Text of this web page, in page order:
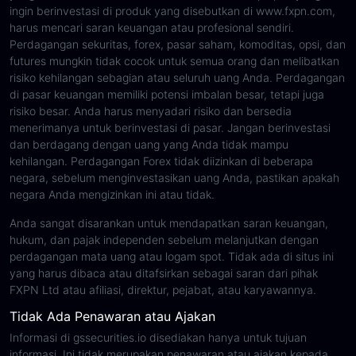
ingin berinvestasi di produk yang disebutkan di www.fxpn.com,
harus mencari saran keuangan atau profesional sendiri.
Perdagangan sekuritas, forex, pasar saham, komoditas, opsi, dan
futures mungkin tidak cocok untuk semua orang dan melibatkan
risiko kehilangan sebagian atau seluruh uang Anda. Perdagangan
di pasar keuangan memiliki potensi imbalan besar, tetapi juga
risiko besar. Anda harus menyadari risiko dan bersedia
menerimanya untuk berinvestasi di pasar. Jangan berinvestasi
dan berdagang dengan uang yang Anda tidak mampu
kehilangan. Perdagangan Forex tidak diizinkan di beberapa
negara, sebelum menginvestasikan uang Anda, pastikan apakah
negara Anda mengizinkan ini atau tidak.
Anda sangat disarankan untuk mendapatkan saran keuangan,
hukum, dan pajak independen sebelum melanjutkan dengan
perdagangan mata uang atau logam spot. Tidak ada di situs ini
yang harus dibaca atau ditafsirkan sebagai saran dari pihak
FXPN Ltd atau afiliasi, direktur, pejabat, atau karyawannya.
Tidak Ada Penawaran atau Ajakan
Informasi di gssecurities.io disediakan hanya untuk tujuan